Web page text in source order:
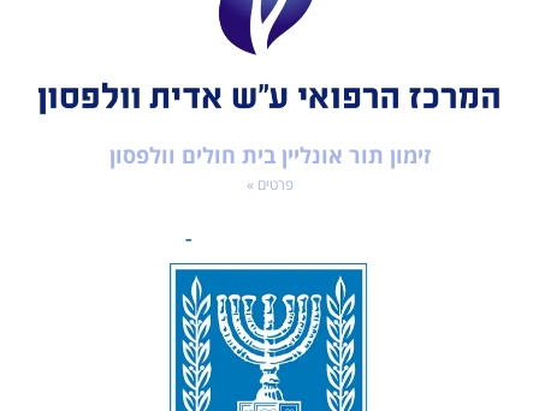
זימון תור אונליין בית חולים וולפסון
פרטים »